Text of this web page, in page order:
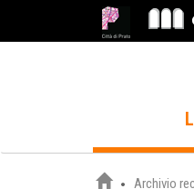
Archivio